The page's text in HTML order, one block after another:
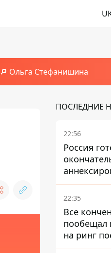
🔎 Ольга Стефанишина
ПОСЛЕДНИЕ
22:56
Россия
Осетию –
22:35
Все
пообещал
на ринг
боя